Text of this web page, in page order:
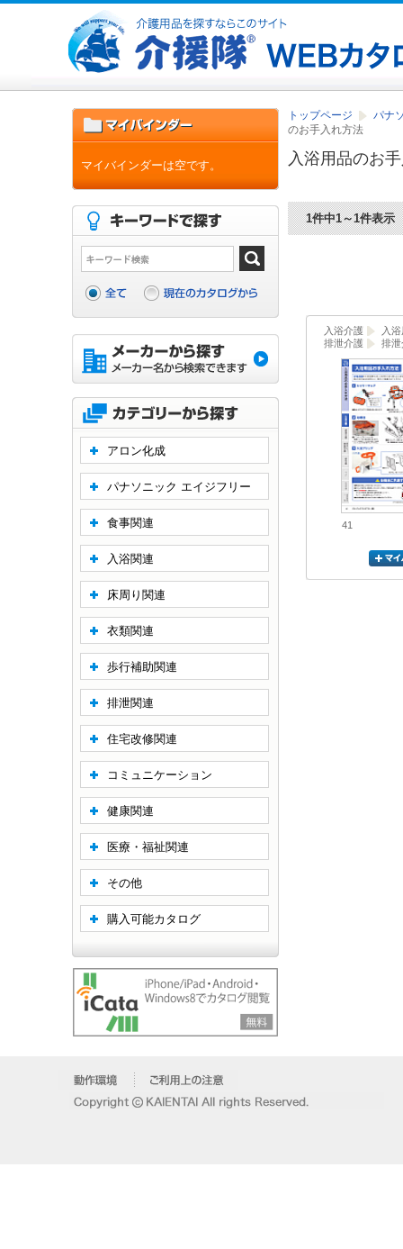
トップページ
パナ
のお手入れ方法
入浴用品のお
1件中1～1件表示
入浴介護
入
排泄介護
排泄
41
マイバインダーは空です。
アロン化成
パナソニック エイジフリー
食事関連
入浴関連
床周り関連
衣類関連
歩行補助関連
排泄関連
住宅改修関連
コミュニケーション
健康関連
医療・福祉関連
その他
購入可能カタログ